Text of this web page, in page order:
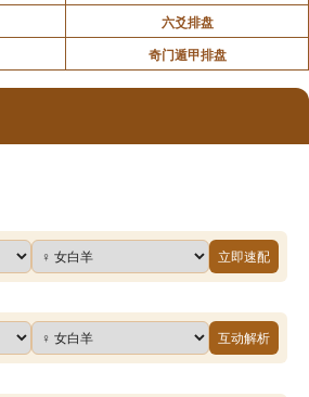
六爻排盘
奇门遁甲排盘
立即速配
互动解析